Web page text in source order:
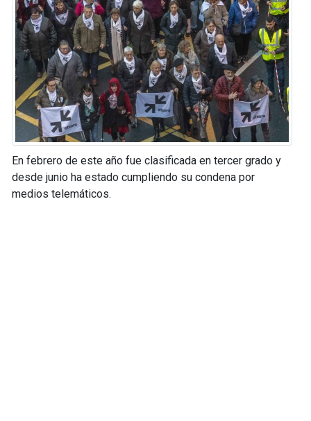
En febrero de este año fue clasificada en tercer grado y
desde junio ha estado cumpliendo su condena por
medios telemáticos.